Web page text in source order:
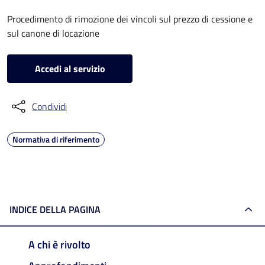
Procedimento di rimozione dei vincoli sul prezzo di cessione e
sul canone di locazione
Accedi al servizio
Condividi
Normativa di riferimento
INDICE DELLA PAGINA
A chi è rivolto